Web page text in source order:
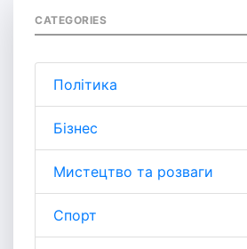
CATEGORIES
Політика
Бізнес
Мистецтво та розваги
Спорт